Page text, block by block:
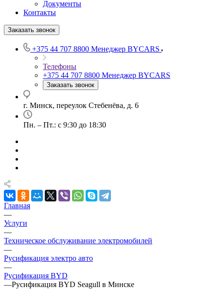
Документы
Контакты
Заказать звонок
+375 44 707 8800 Менеджер BYCARS
Телефоны
+375 44 707 8800 Менеджер BYCARS
Заказать звонок
г. Минск, переулок Стебенёва, д. 6
Пн. – Пт.: с 9:30 до 18:30
Главная
—
Услуги
—
Техническое обслуживание электромобилей
—
Русификация электро авто
—
Русификация BYD
—Русификация BYD Seagull в Минске